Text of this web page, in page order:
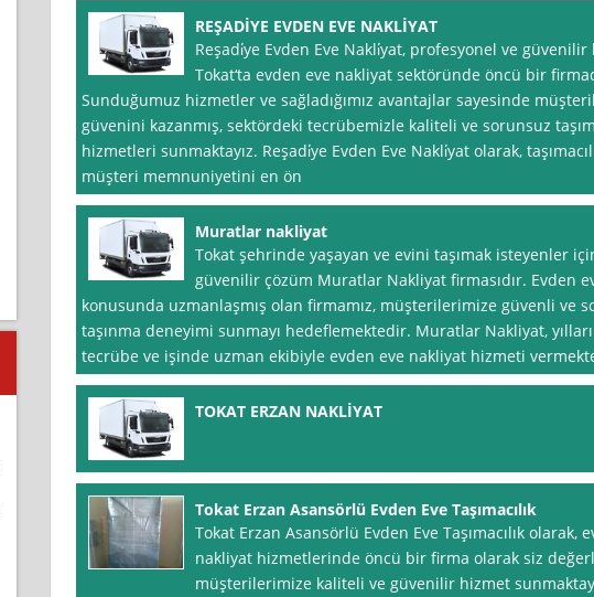
REŞADİYE EVDEN EVE NAKLİYAT
Reşadi̇ye Evden Eve Nakli̇yat, profesyonel ve güvenilir
Tokat‘ta evden eve nakliyat sektöründe öncü bir
Sunduğumuz hizmetler ve sağladığımız avantajlar sayesinde
güvenini kazanmış, sektördeki tecrübemizle kaliteli ve sorunsuz
hizmetleri sunmaktayız. Reşadi̇ye Evden Eve Nakli̇yat olarak,
müşteri memnuniyetini en ön
Muratlar nakliyat
Tokat şehrinde yaşayan ve evini taşımak isteyenler
güvenilir çözüm Muratlar Nakliyat firmasıdır. Evden
konusunda uzmanlaşmış olan firmamız, müşterilerimize güvenli ve
taşınma deneyimi sunmayı hedeflemektedir. Muratlar Nakliyat,
tecrübe ve işinde uzman ekibiyle evden eve nakliyat hizmeti
TOKAT ERZAN NAKLİYAT
Tokat Erzan Asansörlü Evden Eve Taşımacılık
Tokat Erzan Asansörlü Evden Eve Taşımacılık olarak,
nakliyat hizmetlerinde öncü bir firma olarak siz
müşterilerimize kaliteli ve güvenilir hizmet